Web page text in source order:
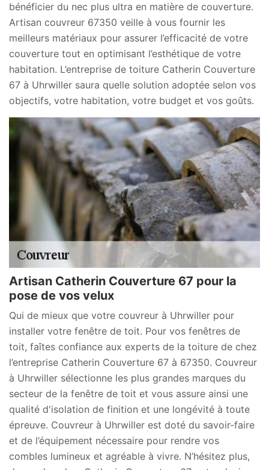
bénéficier du nec plus ultra en matière de couverture.
Artisan couvreur 67350 veille à vous fournir les
meilleurs matériaux pour assurer l’efficacité de votre
couverture tout en optimisant l’esthétique de votre
habitation. L’entreprise de toiture Catherin Couverture
67 à Uhrwiller saura quelle solution adoptée selon vos
objectifs, votre habitation, votre budget et vos goûts.
Artisan Catherin Couverture 67 pour la
pose de vos velux
Qui de mieux que votre couvreur à Uhrwiller pour
installer votre fenêtre de toit. Pour vos fenêtres de
toit, faîtes confiance aux experts de la toiture de chez
l’entreprise Catherin Couverture 67 à 67350. Couvreur
à Uhrwiller sélectionne les plus grandes marques du
secteur de la fenêtre de toit et vous assure ainsi une
qualité d'isolation de finition et une longévité à toute
épreuve. Couvreur à Uhrwiller est doté du savoir-faire
et de l’équipement nécessaire pour rendre vos
combles lumineux et agréable à vivre. N’hésitez plus,